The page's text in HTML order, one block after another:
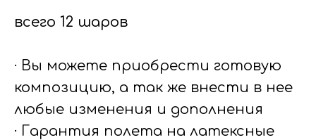
всего 12 шаров
· Вы можете приобрести готовую
композицию, а так же внести в нее
любые изменения и дополнения
· Гарантия полета на латексные